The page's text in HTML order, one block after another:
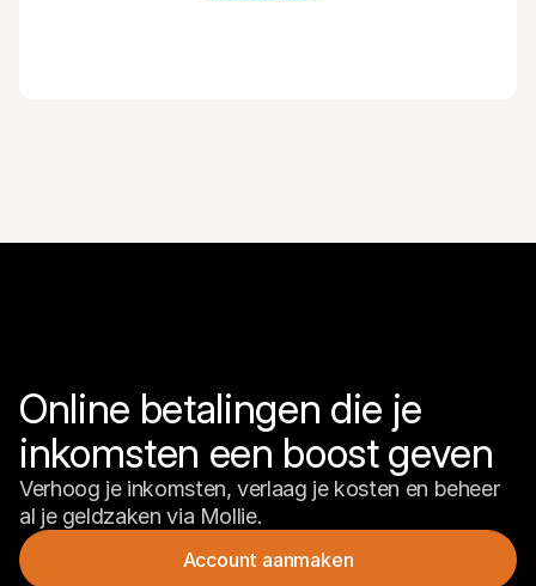
Online betalingen die je
inkomsten een boost geven
Verhoog je inkomsten, verlaag je kosten en beheer
al je geldzaken via Mollie.
Account aanmaken